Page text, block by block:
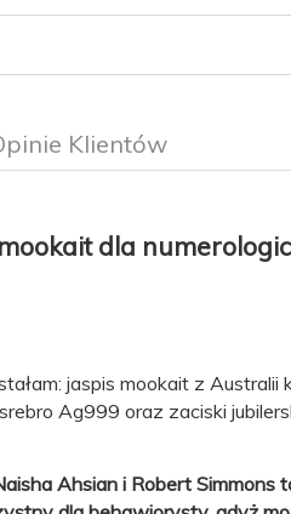
Klientów
dla
jaspis mookait z
Ag999 oraz zaciski
Ahsian i Robert